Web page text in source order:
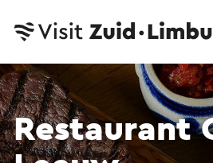
Restaurant